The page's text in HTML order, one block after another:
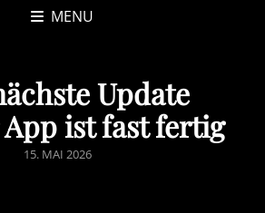
MENU
Update
ist fast fertig
POSTED
15. MAI 2026